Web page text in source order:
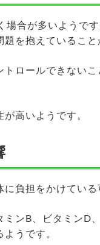
合が多いようで
を抱えていること
ロールできない
高いようです。
負担をかけている
ンB、ビタミンD
うです。